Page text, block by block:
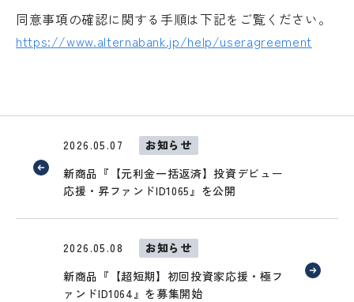
同意事項の確認に関する手順は下記をご覧ください。
https://www.alternabank.jp/help/useragreement
2026.05.07
お知らせ
新商品『【元利金一括返済】投資デビュー
応援・昇ファンドID1065』を公開
2026.05.08
お知らせ
新商品『【超短期】初回投資家応援・極フ
ァンドID1064』を募集開始
外部サイトへリンクします。
これより先は、SAMURAI証券のウェ
ブサイトではありません
移動する